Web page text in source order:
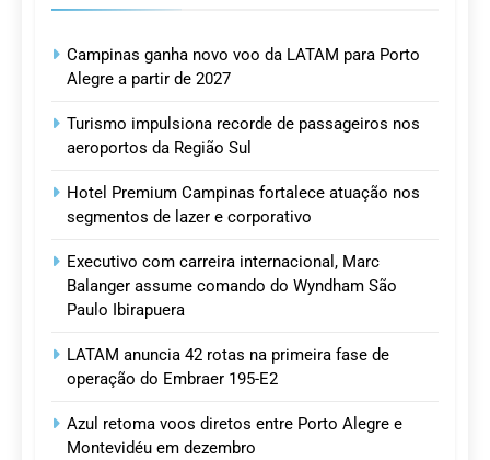
Campinas ganha novo voo da LATAM para Porto
Alegre a partir de 2027
Turismo impulsiona recorde de passageiros nos
aeroportos da Região Sul
Hotel Premium Campinas fortalece atuação nos
segmentos de lazer e corporativo
Executivo com carreira internacional, Marc
Balanger assume comando do Wyndham São
Paulo Ibirapuera
LATAM anuncia 42 rotas na primeira fase de
operação do Embraer 195-E2
Azul retoma voos diretos entre Porto Alegre e
Montevidéu em dezembro